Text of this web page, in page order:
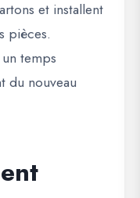
et installent
pièces.
temps
du nouveau